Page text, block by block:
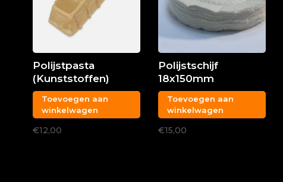
Polijstpasta
(Kunststoffen)
Toevoegen aan
winkelwagen
€12,00
Polijstschijf
18x150mm
Toevoegen aan
winkelwagen
€15,00